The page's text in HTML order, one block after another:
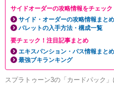
サイドオーダーの攻略情報をチェック
サイド・オーダーの攻略情報まとめ
パレットの入手方法・構成一覧
要チェック！注目記事まとめ
エキスパンション・パス情報まとめ
最強ブキランキング
スプラトゥーン3の「カードパック